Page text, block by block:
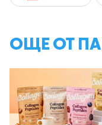
ОЩЕ ОТ